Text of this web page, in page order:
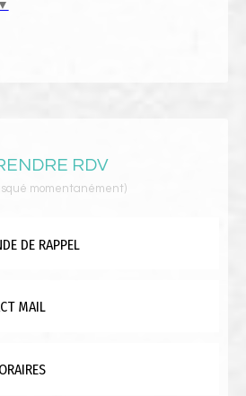
▼
RDV
momentanément)
DE RAPPEL
MAIL